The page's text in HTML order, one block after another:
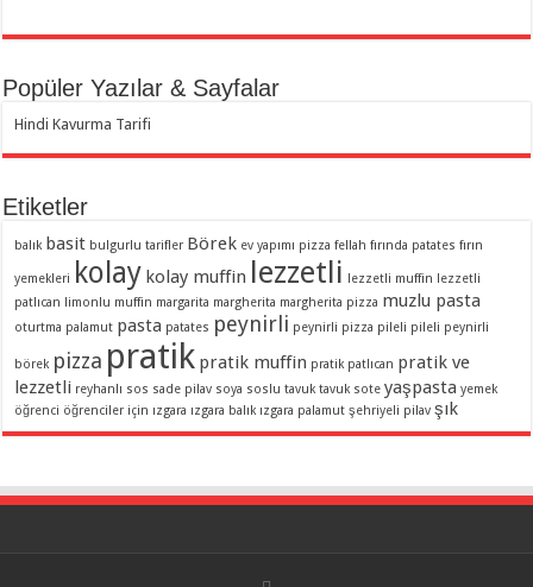
Popüler Yazılar & Sayfalar
Hindi Kavurma Tarifi
Etiketler
balık basit bulgurlu tarifler Börek ev yapımı pizza fellah fırında patates fırın
yemekleri kolay kolay muffin lezzetli lezzetli muffin lezzetli
patlıcan limonlu muffin margarita margherita margherita pizza muzlu pasta
oturtma palamut pasta patates peynirli peynirli pizza pileli pileli peynirli
börek pizza pratik pratik muffin pratik patlıcan pratik ve
lezzetli reyhanlı sos sade pilav soya soslu tavuk tavuk sote yaşpasta yemek
öğrenci öğrenciler için ızgara ızgara balık ızgara palamut şehriyeli pilav şık